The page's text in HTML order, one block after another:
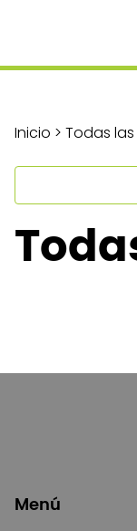
Inicio > Todas
Menú